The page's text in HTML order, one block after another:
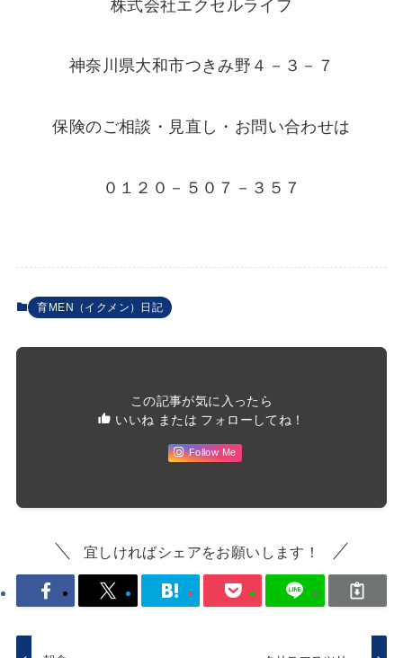
株式会社エクセルライフ
神奈川県大和市つきみ野４－３－７
保険のご相談・見直し・お問い合わせは
０１２０－５０７－３５７
育MEN（イクメン）日記
この記事が気に入ったら
いいね または フォローしてね！
Follow Me
宜しければシェアをお願いします！